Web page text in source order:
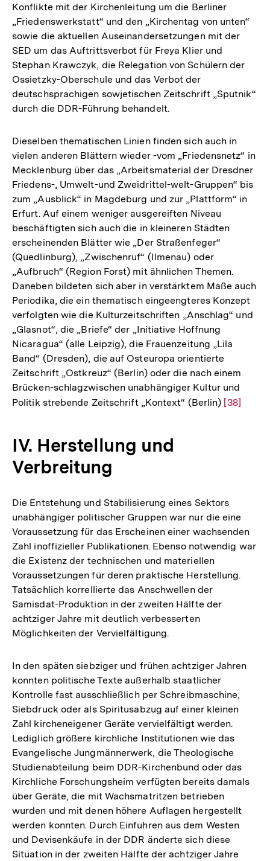
Konflikte mit der Kirchenleitung um die Berliner
„Friedenswerkstatt“ und den „Kirchentag von unten“
sowie die aktuellen Auseinandersetzungen mit der
SED um das Auftrittsverbot für Freya Klier und
Stephan Krawczyk, die Relegation von Schülern der
Ossietzky-Oberschule und das Verbot der
deutschsprachigen sowjetischen Zeitschrift „Sputnik“
durch die DDR-Führung behandelt.
Dieselben thematischen Linien finden sich auch in
vielen anderen Blättern wieder -vom „Friedensnetz“ in
Mecklenburg über das „Arbeitsmaterial der Dresdner
Friedens-, Umwelt-und Zweidrittel-welt-Gruppen“ bis
zum „Ausblick“ in Magdeburg und zur „Plattform“ in
Erfurt. Auf einem weniger ausgereiften Niveau
beschäftigten sich auch die in kleineren Städten
erscheinenden Blätter wie „Der Straßenfeger“
(Quedlinburg), „Zwischenruf“ (Ilmenau) oder
„Aufbruch“ (Region Forst) mit ähnlichen Themen.
Daneben bildeten sich aber in verstärktem Maße auch
Periodika, die ein thematisch eingeengteres Konzept
verfolgten wie die Kulturzeitschriften „Anschlag“ und
„Glasnot“, die „Briefe“ der „Initiative Hoffnung
Nicaragua“ (alle Leipzig), die Frauenzeitung „Lila
Band“ (Dresden), die auf Osteuropa orientierte
Zeitschrift „Ostkreuz“ (Berlin) oder die nach einem
Brücken-schlagzwischen unabhängiger Kultur und
Politik strebende Zeitschrift „Kontext“ (Berlin) Zur
[38]
IV. Herstellung und
Verbreitung
Die Entstehung und Stabilisierung eines Sektors
unabhängiger politischer Gruppen war nur die eine
Voraussetzung für das Erscheinen einer wachsenden
Zahl inoffizieller Publikationen. Ebenso notwendig war
die Existenz der technischen und materiellen
Voraussetzungen für deren praktische Herstellung.
Tatsächlich korrellierte das Anschwellen der
Samisdat-Produktion in der zweiten Hälfte der
achtziger Jahre mit deutlich verbesserten
Möglichkeiten der Vervielfältigung.
In den späten siebziger und frühen achtziger Jahren
konnten politische Texte außerhalb staatlicher
Kontrolle fast ausschließlich per Schreibmaschine,
Siebdruck oder als Spiritusabzug auf einer kleinen
Zahl kircheneigener Geräte vervielfältigt werden.
Lediglich größere kirchliche Institutionen wie das
Evangelische Jungmännerwerk, die Theologische
Studienabteilung beim DDR-Kirchenbund oder das
Kirchliche Forschungsheim verfügten bereits damals
über Geräte, die mit Wachsmatritzen betrieben
wurden und mit denen höhere Auflagen hergestellt
werden konnten. Durch Einfuhren aus dem Westen
und Devisenkäufe in der DDR änderte sich diese
Situation in der zweiten Hälfte der achtziger Jahre